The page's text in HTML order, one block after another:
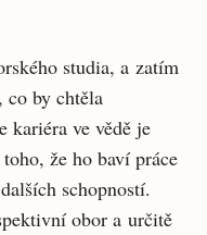
studia, a zatím
co by chtěla
kariéra ve vědě je
že ho baví práce
schopností.
obor a určitě